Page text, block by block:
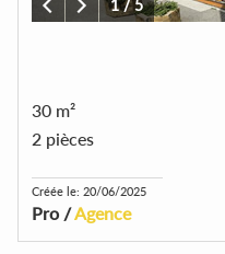
1/5
30 m²
2 pièces
Créée le: 20/06/2025
Pro /Agence